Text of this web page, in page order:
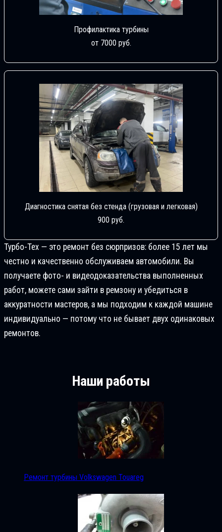
Профилактика турбины
от 7000 руб.
Диагностика снятая без стенда (грузовая и легковая)
900 руб.
Турбо-Тех — это ремонт без сюрпризов: более 15 лет мы
честно и качественно обслуживаем автомобили. Вы
получаете фото- и видеодоказательства выполненных
работ, можете сами зайти в ремзону и убедиться в
аккуратности мастеров, а мы подходим к каждой машине
индивидуально — потому что не бывает двух одинаковых
ремонтов.
Наши работы
Ремонт турбины Volkswagen Touareg